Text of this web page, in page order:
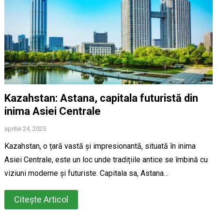
Kazahstan: Astana, capitala futuristă din
inima Asiei Centrale
aprilie 24, 2025
Kazahstan, o țară vastă și impresionantă, situată în inima
Asiei Centrale, este un loc unde tradițiile antice se îmbină cu
viziuni moderne și futuriste. Capitala sa, Astana…
Citește Articol